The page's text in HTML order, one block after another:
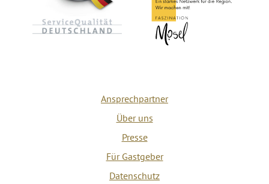
Ansprechpartner
Über uns
Presse
Für Gastgeber
Datenschutz